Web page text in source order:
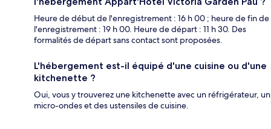
Heure de début de l'enregistrement : 16 h 00 ; heure de fin de
l'enregistrement : 19 h 00. Heure de départ : 11 h 30. Des
formalités de départ sans contact sont proposées.
L'hébergement est-il équipé d'une cuisine ou d'une
kitchenette ?
Oui, vous y trouverez une kitchenette avec un réfrigérateur, un
micro-ondes et des ustensiles de cuisine.